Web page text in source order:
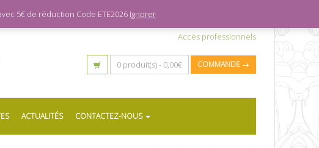
Accès professionnels
0 produit(s) - 0,00€ COMMANDE →
ACTUALITÉS CONTACTEZ-NOUS
5€ de réduction Code ETE2026 Ignorer